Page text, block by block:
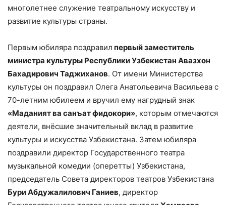
многолетнее служение театральному искусству и
развитие культуры страны.
Первым юбиляра поздравил первый заместитель
министра культуры Республики Узбекистан Авазхон
Бахадирович Таджиханов. От имени Министерства
культуры он поздравил Олега Анатольевича Васильева с
70-летним юбилеем и вручил ему нагрудный знак
«Маданият ва санъат фидокори», которым отмечаются
деятели, внёсшие значительный вклад в развитие
культуры и искусства Узбекистана. Затем юбиляра
поздравили директор Государственного театра
музыкальной комедии (оперетты) Узбекистана,
председатель Совета директоров театров Узбекистана
Бури Абдужалилович Ганиев, директор